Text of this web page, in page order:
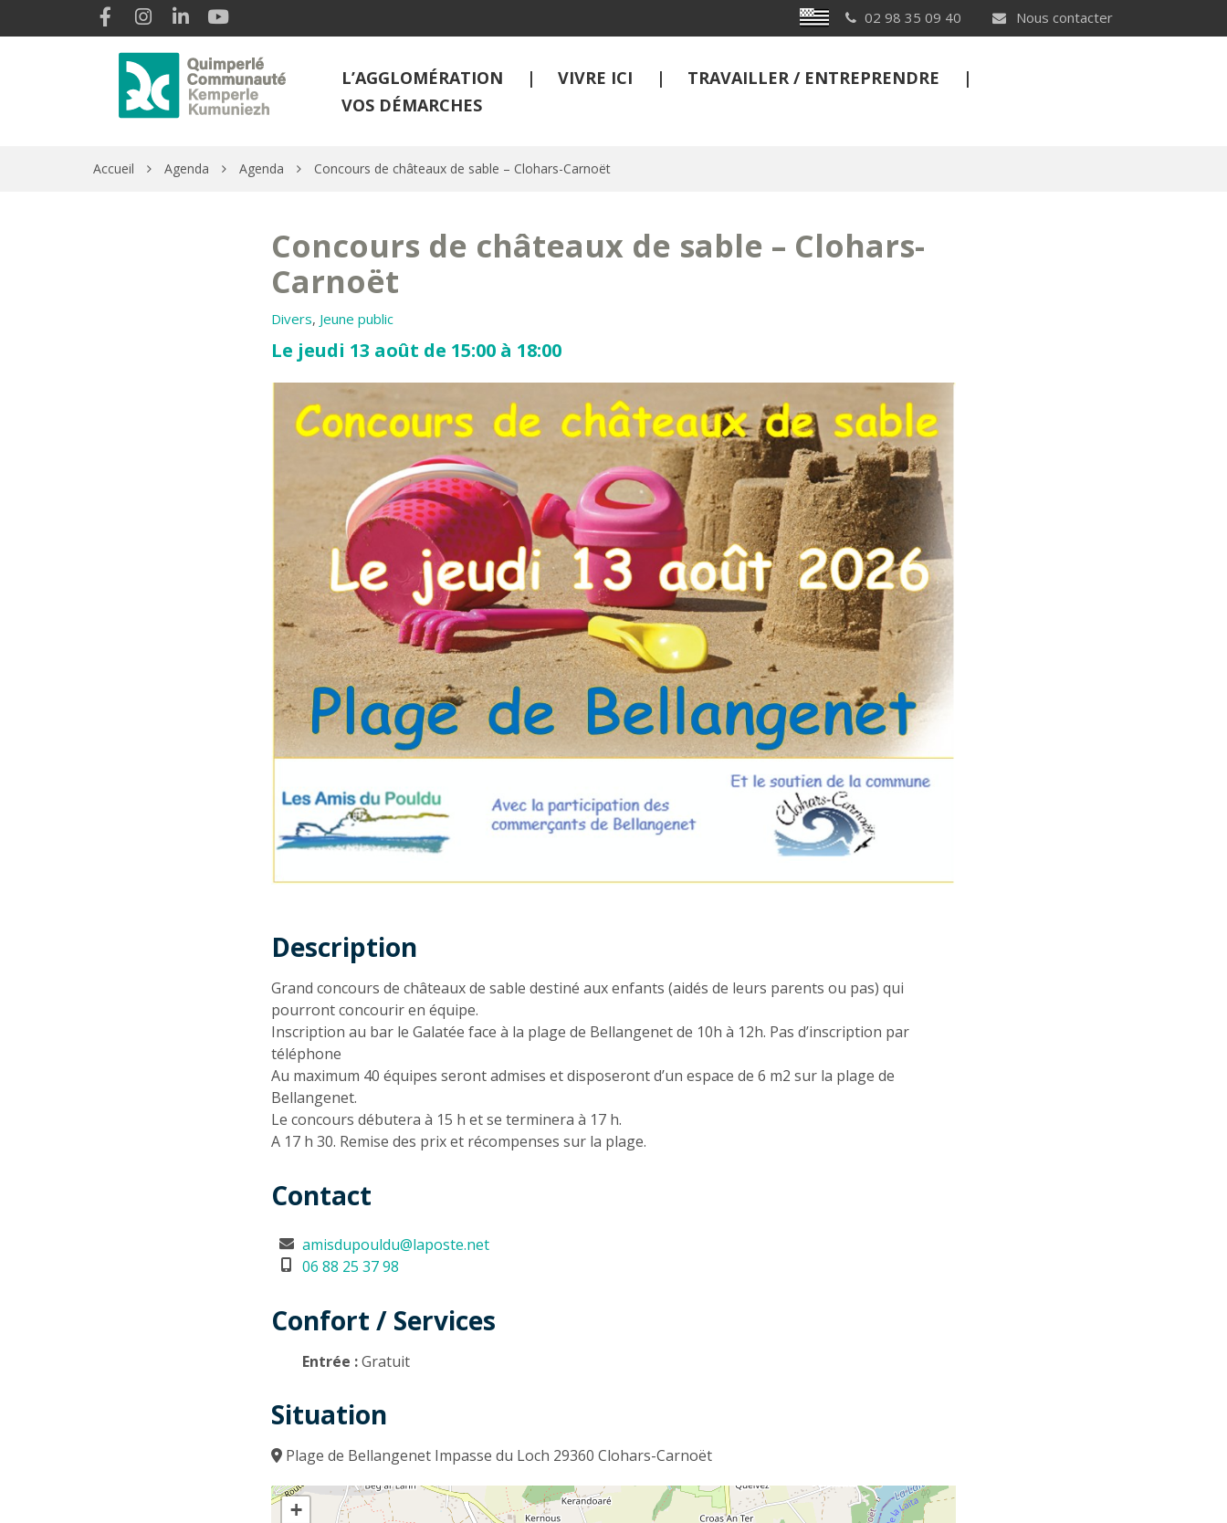
Gestion des traceurs Breton 02 98 35 09 40 Nous contacter
Lien vers le compte Facebook
Lien vers le compte Instagram
Lien vers le compte Linkedin
L’AGGLOMÉRATION VIVRE ICI
TRAVAILLER / ENTREPRENDRE
VOS DÉMARCHES
Accueil Agenda Agenda Concours de châteaux de sable – Clohars-Carnoët
Concours de châteaux de sable – Clohars-
Carnoët
Divers, Jeune public
Le jeudi 13 août de 15:00 à 18:00
Description
Description
Grand concours de châteaux de sable destiné aux enfants (aidés de leurs parents ou pas) qui
pourront concourir en équipe.
Inscription au bar le Galatée face à la plage de Bellangenet de 10h à 12h. Pas d’inscription par
téléphone
Au maximum 40 équipes seront admises et disposeront d’un espace de 6 m2 sur la plage de
Bellangenet.
Le concours débutera à 15 h et se terminera à 17 h.
A 17 h 30. Remise des prix et récompenses sur la plage.
Contact
amisdupouldu@laposte.net
06 88 25 37 98
Confort / Services
Entrée :Gratuit
Situation
Plage de Bellangenet Impasse du Loch 29360 Clohars-Carnoët
+